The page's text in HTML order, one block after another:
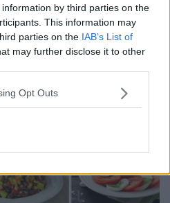
by third parties on the
This information may
parties on the IAB’s List of
may further disclose it to other
Opt Outs